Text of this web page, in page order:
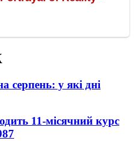
серпень: у які дні
11-місячний курс